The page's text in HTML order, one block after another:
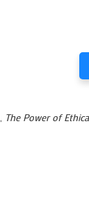
The Power of